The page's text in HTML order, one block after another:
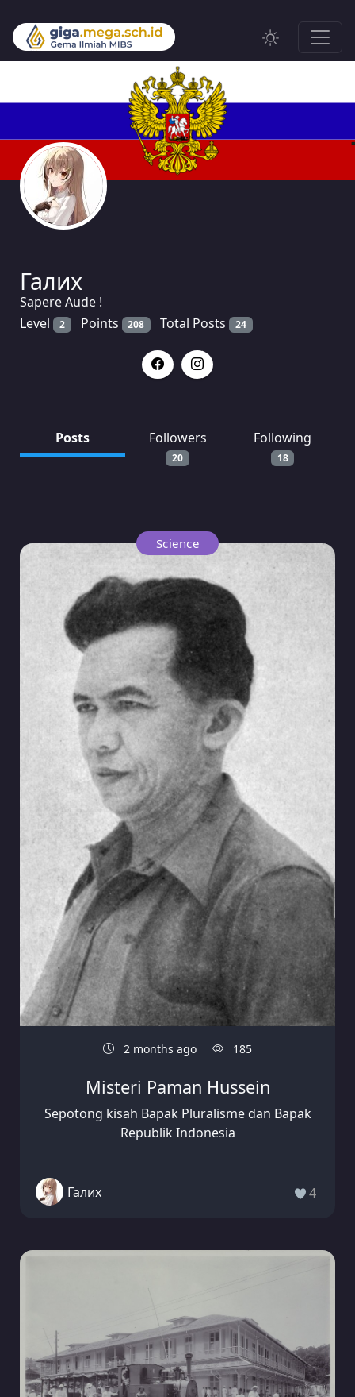
Галих
Sapere Aude !
Level
2 Points 208 Total Posts 24
Posts Followers
20
Following
18
Science
2 months ago 185
Misteri Paman Hussein
Sepotong kisah Bapak Pluralisme dan Bapak
Republik Indonesia
Галих 4